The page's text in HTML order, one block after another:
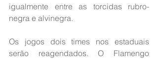
igualmente entre as torcidas rubro-
negra e alvinegra.
Os jogos dois times nos estaduais
serão reagendados. O Flamengo